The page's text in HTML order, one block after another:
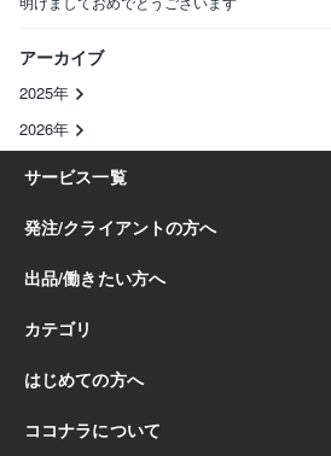
アーカイブ
2025年
2026年